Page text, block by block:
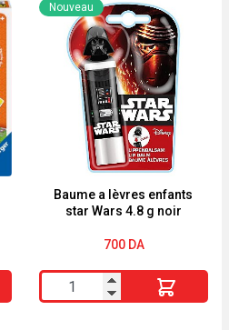
Baume a lèvres enfants
star Wars 4.8 g noir
Nouveau
700 DA
quantité
de